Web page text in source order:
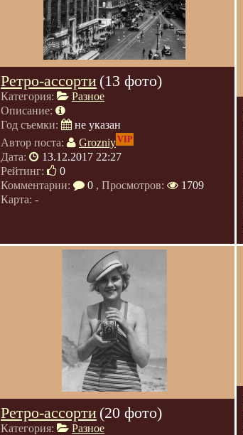
Ретро-ассорти (13 фото)
Категория:
Разное
Описание:
Год съемки:
не указан
Автор поста:
GrozniyVIP
Дата:
13.12.2017 22:27
Рейтинг:
0
Комментарии:
0 , Просмотров:
1709
Карта: -
Ретро-ассорти (20 фото)
Категория:
Разное